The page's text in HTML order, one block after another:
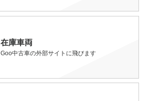
在庫車両
Goo中古車の外部サイトに飛びます